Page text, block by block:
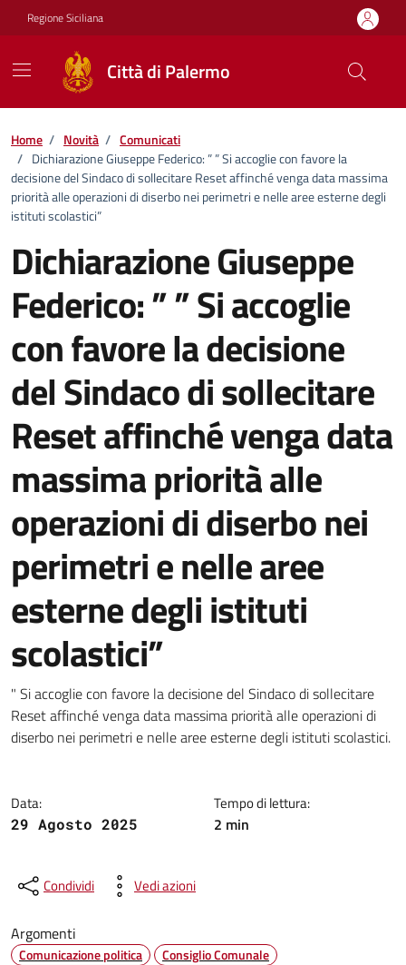
Vai ai contenuti
Vai al footer
Regione Siciliana
Città di Palermo
Home / Novità / Comunicati
/ Dichiarazione Giuseppe Federico: ” ” Si accoglie con favore la
decisione del Sindaco di sollecitare Reset affinché venga data massima
priorità alle operazioni di diserbo nei perimetri e nelle aree esterne degli
istituti scolastici”
Dichiarazione Giuseppe
Federico: ” ” Si accoglie
con favore la decisione
del Sindaco di sollecitare
Reset affinché venga data
massima priorità alle
operazioni di diserbo nei
perimetri e nelle aree
esterne degli istituti
scolastici”
Dettagli della notizia
" Si accoglie con favore la decisione del Sindaco di sollecitare
Reset affinché venga data massima priorità alle operazioni di
diserbo nei perimetri e nelle aree esterne degli istituti scolastici.
Data:
29 Agosto 2025
Tempo di lettura:
2 min
Condividi Vedi azioni
Argomenti
Comunicazione politica Consiglio Comunale